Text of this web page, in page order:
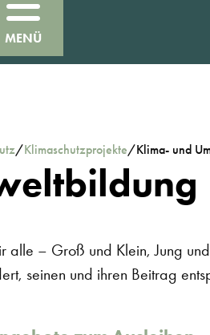
MENÜ
/Klimaschutzprojekte/Klima- und
alle – Groß und Klein, Jung
seinen und ihren Beitrag